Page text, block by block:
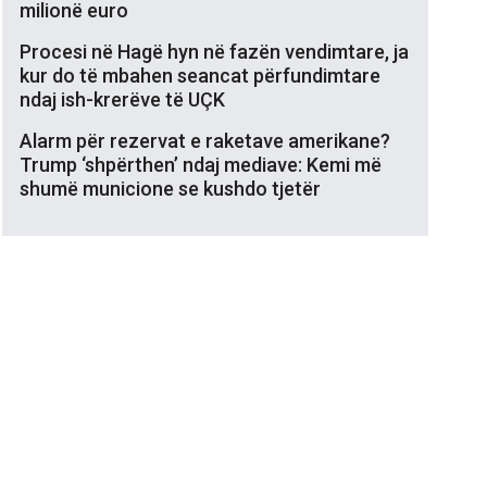
milionë euro
Procesi në Hagë hyn në fazën vendimtare, ja
kur do të mbahen seancat përfundimtare
ndaj ish-krerëve të UÇK
Alarm për rezervat e raketave amerikane?
Trump ‘shpërthen’ ndaj mediave: Kemi më
shumë municione se kushdo tjetër